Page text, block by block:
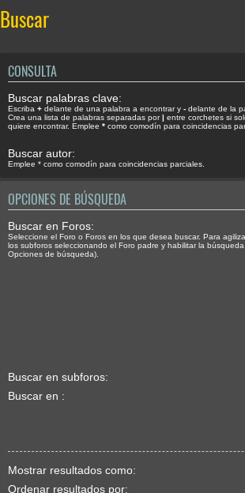
Buscar
CONSULTA
Buscar palabras clave:
Escriba + delante de una palabra a encontrar y - delante de la
Crea una lista de palabras separadas por| entre corchetes si
quiere encontrar. Emplee * como comodín para coincidencias
Buscar autor:
Emplee * como comodín para coincidencias parciales.
OPCIONES DE BÚSQUEDA
Buscar en Foros:
Seleccione el Foro o Foros en los que desea buscar. Para
los subforos seleccionando el Foro padre y habilitar la
Opciones de búsqueda).
Buscar en subforos:
Buscar en :
Mostrar resultados como:
Ordenar resultados por: